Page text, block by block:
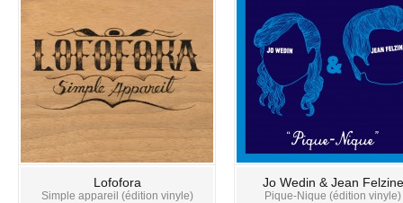
Lofofora
Simple appareil (édition vinyle)
Jo Wedin & Jean Felzine
Pique-Nique (édition vinyle)